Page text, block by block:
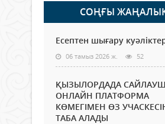
СОҢҒЫ
Есептен шығару
06 тамыз 2026 ж. 52
ҚЫЗЫЛОРДАДА
ОНЛАЙН ПЛАТФОРМА
КӨМЕГІМЕН ӨЗ
ТАБА АЛАДЫ